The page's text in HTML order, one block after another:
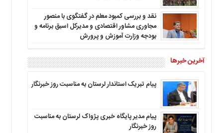
نقد و بررسی کمبود معلم در گفتگوی با منصور
مجاوری مشاور اقتصادی و مدیرکل اسبق برنامه و
بودجه وزارت آموزش و پرورش
آخرین خبرها
پیام تبریک استاندار لرستان به‌ مناسبت روز خبرنگار
پیام مدیر پایگاه خبری پژواک لرستان به مناسبت
روز خبرنگار